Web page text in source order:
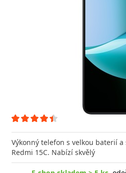
Výkonný telefon s velkou baterií
Redmi 15C. Nabízí skvělý